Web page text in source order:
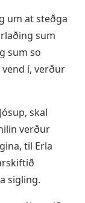
um at steðga
sum
sum so
í, verður
skal
verður
til Erla
sigling.